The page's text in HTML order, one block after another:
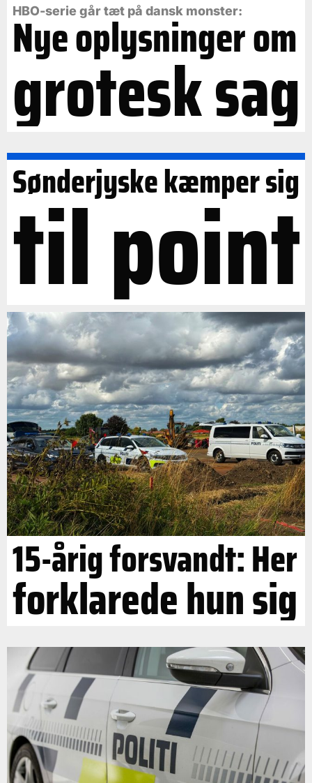
HBO-serie går tæt på dansk monster:
Nye oplysninger om
grotesk sag
Sønderjyske kæmper sig
til point
15-årig forsvandt: Her
forklarede hun sig